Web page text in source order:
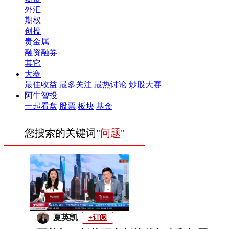
外汇
期权
创投
贵金属
融资融券
其它
大赛
最佳收益 最多关注 最热讨论 炒股大赛
阿牛智投
一起看盘 股票 板块 基金
您搜索的关键词"问题"
夏英凯 +订阅